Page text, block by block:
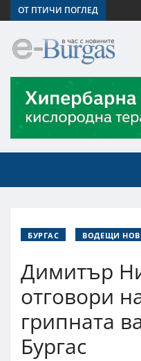
ОТ ПТИЧИ ПОГЛЕД
БУРГАС ВОДЕЩИ
Димитър
отговори
грипната
Бургас